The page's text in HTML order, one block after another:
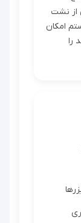
از نشت
امکان
با فشار ۱/۴ پوند را